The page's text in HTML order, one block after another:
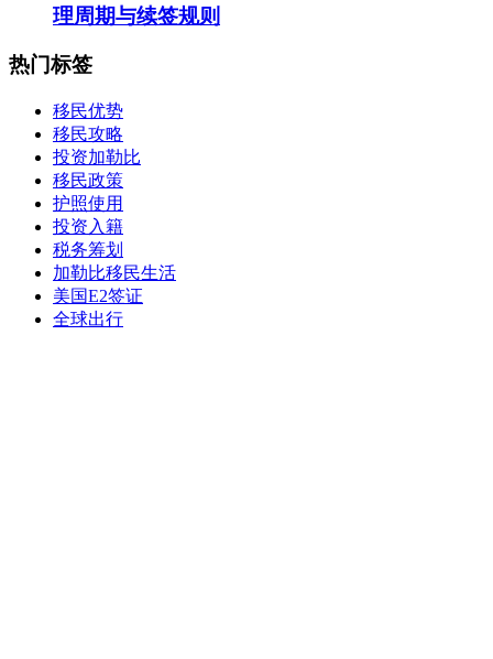
理周期与续签规则
热门标签
移民优势
移民攻略
投资加勒比
移民政策
护照使用
投资入籍
税务筹划
加勒比移民生活
美国E2签证
全球出行